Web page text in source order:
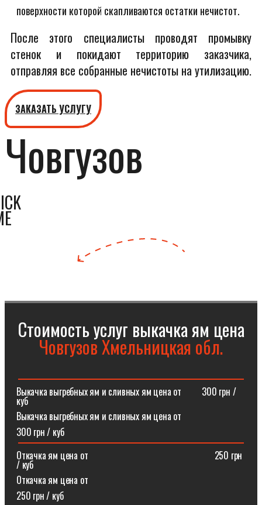
поверхности которой скапливаются остатки нечистот.
После этого специалисты проводят промывку
стенок и покидают территорию заказчика,
отправляя все собранные нечистоты на утилизацию.
ЗАКАЗАТЬ УСЛУГУ
Човгузов
Стоимость услуг выкачка ям цена
Човгузов Хмельницкая обл.
Выкачка выгребных ям и сливных ям цена от⠀⠀⠀300 грн /
куб
Выкачка выгребных ям и сливных ям цена от
300 грн / куб
Откачка ям цена от ⠀⠀⠀⠀⠀⠀⠀⠀⠀⠀⠀⠀⠀⠀⠀⠀⠀⠀250 грн
/ куб
Откачка ям цена от
250 грн / куб